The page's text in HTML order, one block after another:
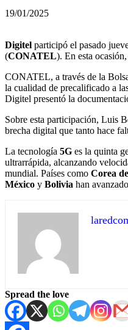
19/01/2025
Digitel participó el pasado
(CONATEL). En esta
CONATEL, a través de la
la cualidad de precalificado a
Digitel presentó la
Sobre esta participación, Luis
brecha digital que tanto hace
La tecnología 5G es la quinta
ultrarrápida, alcanzando
mundial. Países como Corea
México y Bolivia han
Spread the love